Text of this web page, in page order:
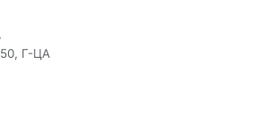
Г-ЦА